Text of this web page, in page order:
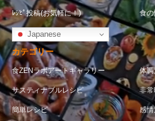
ﾚｼﾋﾟ投稿(お気軽に！) 食
Japanese
カテゴリー
食ZENラボアートギャラリー 体調
サスティナブルレシピ 非
簡単レシピ 感情